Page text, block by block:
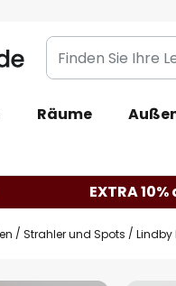
Finden
Sie
Leuchte...
Räume
EXTRA
Strahler und Spots Lindby